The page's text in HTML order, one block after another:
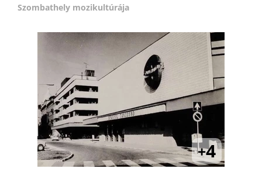
Szombathely mozikultúrája
+4